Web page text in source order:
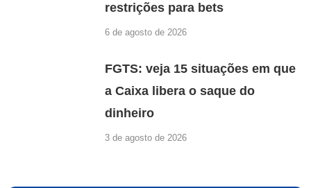
restrições para bets
6 de agosto de 2026
FGTS: veja 15 situações em que
a Caixa libera o saque do
dinheiro
3 de agosto de 2026